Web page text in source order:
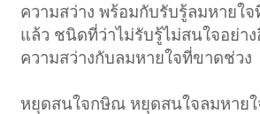
ความสว่าง พร้อมกับรับรู้ลมหายใ
แล้ว ชนิดที่ว่าไม่รับรู้ไม่สนใจอย่า
ความสว่างกับลมหายใจที่ขาดช่วง
หยุดสนใจกษิณ หยุดสนใจลมหายใ